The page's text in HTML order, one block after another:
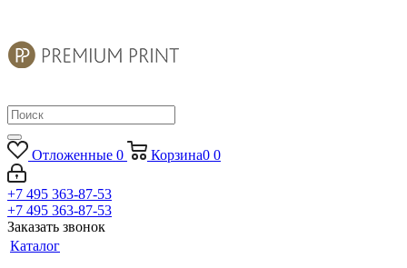
Отложенные 0 Корзина0 0
+7 495 363-87-53
+7 495 363-87-53
Заказать звонок
Каталог